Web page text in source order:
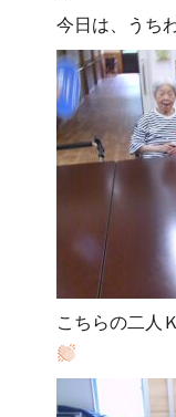
今日は、うち
こちらの二人